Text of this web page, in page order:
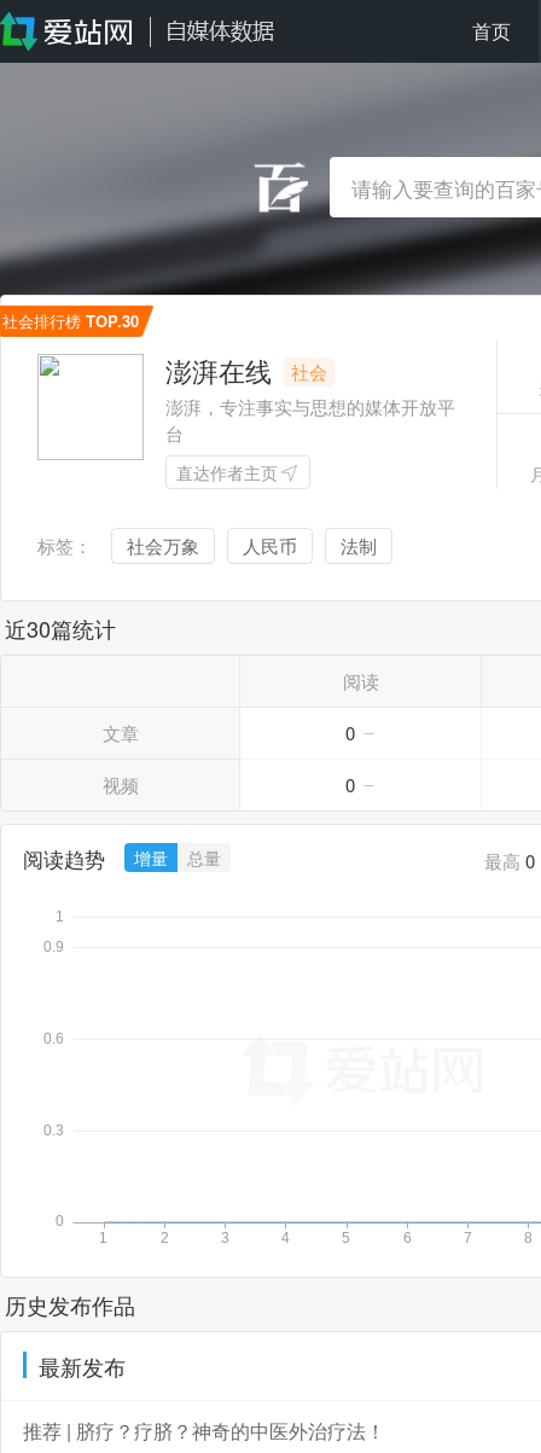
首页
澎湃在线
社会
澎湃，专注事实与思想的媒体开放平
台
直达作者主页
标签： 社会万象 人民币 法制
社会排行榜 TOP.30
近30篇统计
阅读
文章 0
视频 0
阅读趋势 增量 总量 最高 0
历史发布作品
最新发布
推荐 | 脐疗？疗脐？神奇的中医外治疗法！